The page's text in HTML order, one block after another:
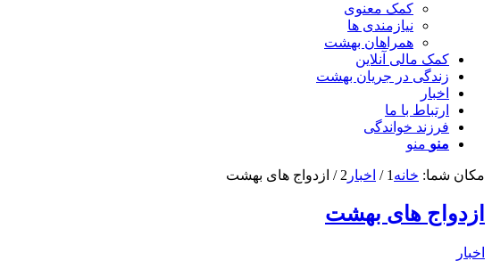
کمک معنوی
نیازمندی ها
همراهان بهشت
کمک مالی آنلاین
زندگی در جریان بهشت
اخبار
ارتباط با ما
فرزند خواندگی
منو منو
مکان شما: خانه 1
/ اخبار 2
/ ازدواج های بهشت
ازدواج های بهشت
اخبار